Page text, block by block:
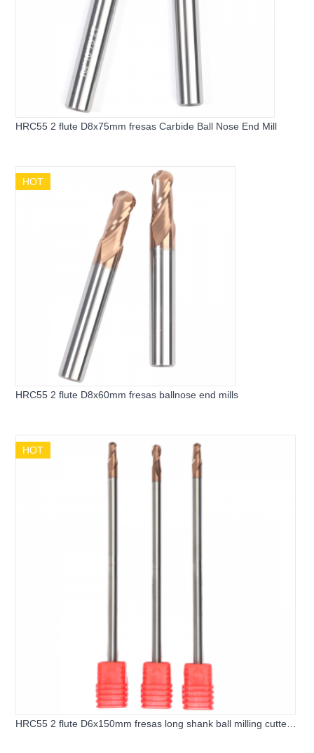
HRC55 2 flute D8x75mm fresas Carbide Ball Nose End Mill
HOT
HRC55 2 flute D8x60mm fresas ballnose end mills
HOT
HRC55 2 flute D6x150mm fresas long shank ball milling cutter -